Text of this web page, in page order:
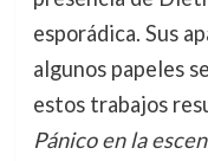
esporádica. Sus
algunos papeles
estos trabajos
Pánico en la